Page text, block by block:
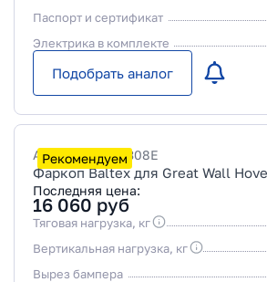
Паспорт и сертификат
Электрика в комплекте
Подобрать аналог
Рекомендуем
Артикул28198308E
Фаркоп Baltex для Great Wall
Последняя цена:
16 060 руб
Тяговая нагрузка, кг
Вертикальная нагрузка, кг
Вырез бампера